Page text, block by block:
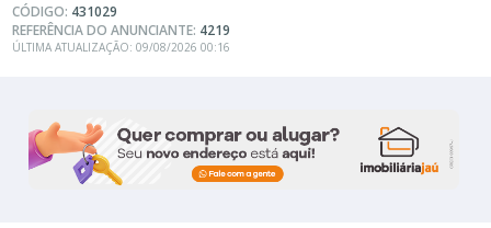
CÓDIGO: 431029
REFERÊNCIA DO ANUNCIANTE: 4219
ÚLTIMA ATUALIZAÇÃO: 09/08/2026 00:16